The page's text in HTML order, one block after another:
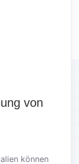
von
können